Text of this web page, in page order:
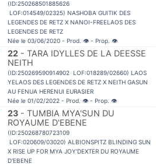
(ID:250268501885626
LOF:014549/02325) NASHOBA GUITIK DES
LEGENDES DE RETZ X NANOI-FREELAOS DES
LEGENDES DE RETZ
Née le 03/06/2020 - Prod. 👁 - Prop. 👁
22 - TARA IDYLLES DE LA DEESSE
NEITH
(ID:250269590914902 LOF:018289/02660) LAOS
YELAOS DES LEGENDES DE RETZ X NEITH GASUN
AU FENUA HERENUI EURASIER
Née le 01/02/2022 - Prod. 👁 - Prop. 👁
23 - TUMBIA MYA'SUN DU
ROYAUME D'EBENE
(ID:250268780723109
LOF:020609/03020) ALBIONSPITZ BLINDING SUN
X RISE UP FOR MYA JOY'DEXTER DU ROYAUME
D'EBENE